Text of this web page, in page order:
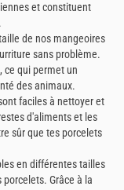
et constituent
de nos mangeoires
sans problème.
ce qui permet un
des animaux.
faciles à nettoyer et
d'aliments et les
sûr que tes porcelets
en différentes tailles
Grâce à la